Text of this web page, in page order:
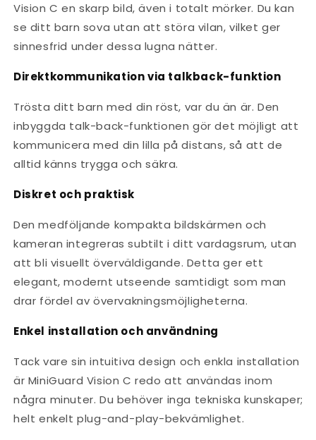
Vision C en skarp bild, även i totalt mörker. Du kan
se ditt barn sova utan att störa vilan, vilket ger
sinnesfrid under dessa lugna nätter.
Direktkommunikation via talkback-funktion
Trösta ditt barn med din röst, var du än är. Den
inbyggda talk-back-funktionen gör det möjligt att
kommunicera med din lilla på distans, så att de
alltid känns trygga och säkra.
Diskret och praktisk
Den medföljande kompakta bildskärmen och
kameran integreras subtilt i ditt vardagsrum, utan
att bli visuellt överväldigande. Detta ger ett
elegant, modernt utseende samtidigt som man
drar fördel av övervakningsmöjligheterna.
Enkel installation och användning
Tack vare sin intuitiva design och enkla installation
är MiniGuard Vision C redo att användas inom
några minuter. Du behöver inga tekniska kunskaper;
helt enkelt plug-and-play-bekvämlighet.